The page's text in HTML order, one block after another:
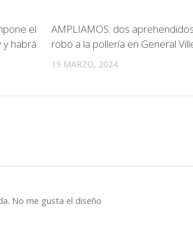
el
y habrá
AMPLIAMOS: dos
robo a la pollería en General
19 MARZO, 2024
No me gusta el diseño